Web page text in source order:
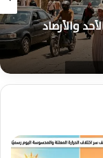
والأرصاد